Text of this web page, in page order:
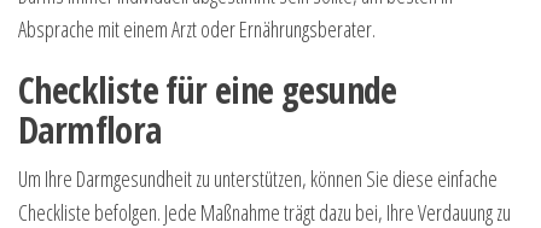
Absprache mit einem Arzt oder Ernährungsberater.
Checkliste für eine gesunde
Darmflora
Um Ihre Darmgesundheit zu unterstützen, können Sie diese einfache
Checkliste befolgen. Jede Maßnahme trägt dazu bei, Ihre Verdauung zu